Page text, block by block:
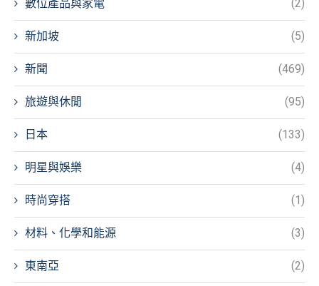
數位產品與家電 (2)
新加坡 (5)
新聞 (469)
旅遊與休閒 (95)
日本 (133)
明星與娛樂 (4)
時尚穿搭 (1)
材料、化學和能源 (3)
東南亞 (2)